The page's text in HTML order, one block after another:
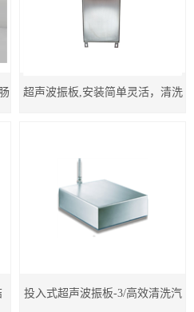
理设备
液，乳浊液，污水处理，降解有
机污染物处理定制，含油污水处
理，重金属废水处理，固体颗粒
超声波振板,安装简单灵活，清洗
标定制15KHZ-20KHZ-25-30-35-
投入式超声波振板-3/高效清洗汽